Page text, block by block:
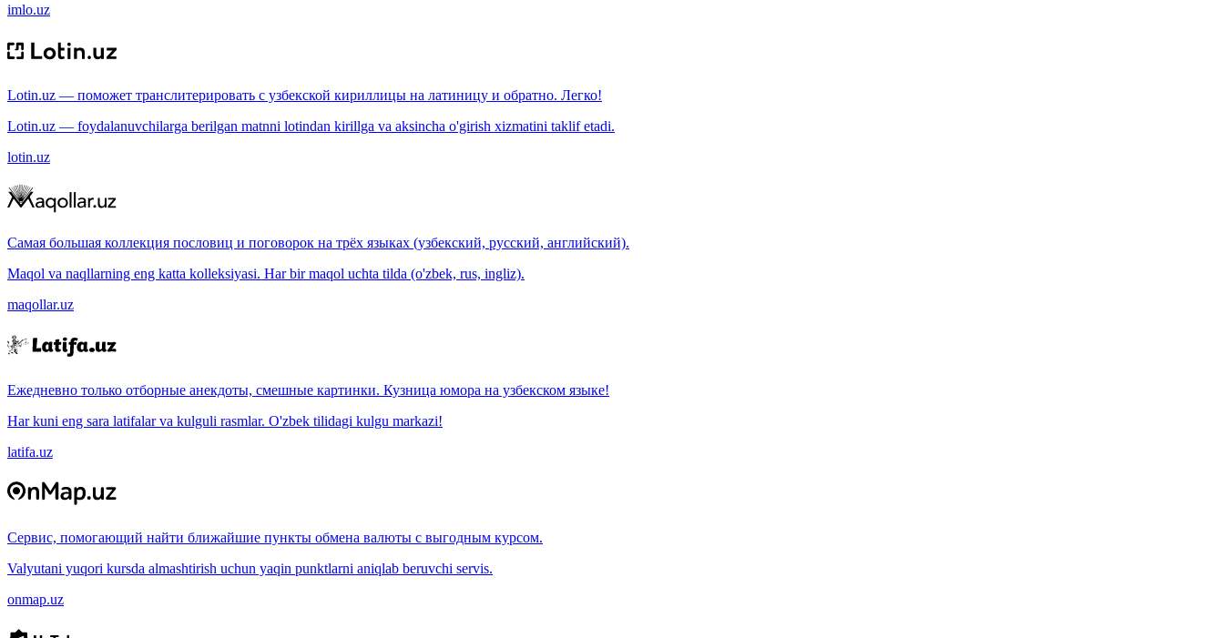
imlo.uz
Lotin.uz — поможет транслитерировать с узбекской кириллицы на латиницу и обратно. Легко!
Lotin.uz — foydalanuvchilarga berilgan matnni lotindan kirillga va aksincha o'girish xizmatini taklif etadi.
lotin.uz
Самая большая коллекция пословиц и поговорок на трёх языках (узбекский, русский, английский).
Maqol va naqllarning eng katta kolleksiyasi. Har bir maqol uchta tilda (o'zbek, rus, ingliz).
maqollar.uz
Ежедневно только отборные анекдоты, смешные картинки. Кузница юмора на узбекском языке!
Har kuni eng sara latifalar va kulguli rasmlar. O'zbek tilidagi kulgu markazi!
latifa.uz
Сервис, помогающий найти ближайшие пункты обмена валюты с выгодным курсом.
Valyutani yuqori kursda almashtirish uchun yaqin punktlarni aniqlab beruvchi servis.
onmap.uz